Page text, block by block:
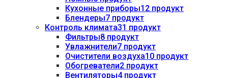
Кухонные приборы12 продукт
Блендеры7 продукт
Контроль климата31 продукт
Фильтры8 продукт
Увлажнители7 продукт
Очистители воздуха10 продукт
Обогреватели2 продукт
Вентиляторы4 продукт